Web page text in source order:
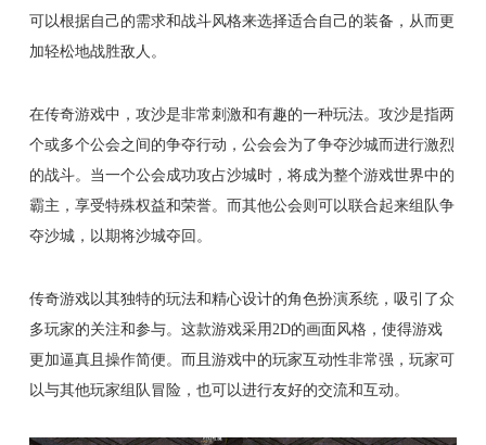
可以根据自己的需求和战斗风格来选择适合自己的装备，从而更
加轻松地战胜敌人。
在传奇游戏中，攻沙是非常刺激和有趣的一种玩法。攻沙是指两
个或多个公会之间的争夺行动，公会会为了争夺沙城而进行激烈
的战斗。当一个公会成功攻占沙城时，将成为整个游戏世界中的
霸主，享受特殊权益和荣誉。而其他公会则可以联合起来组队争
夺沙城，以期将沙城夺回。
传奇游戏以其独特的玩法和精心设计的角色扮演系统，吸引了众
多玩家的关注和参与。这款游戏采用2D的画面风格，使得游戏
更加逼真且操作简便。而且游戏中的玩家互动性非常强，玩家可
以与其他玩家组队冒险，也可以进行友好的交流和互动。